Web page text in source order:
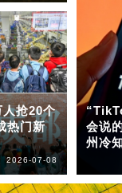
抢20个
热门新
2026-07-08
会说
州冷